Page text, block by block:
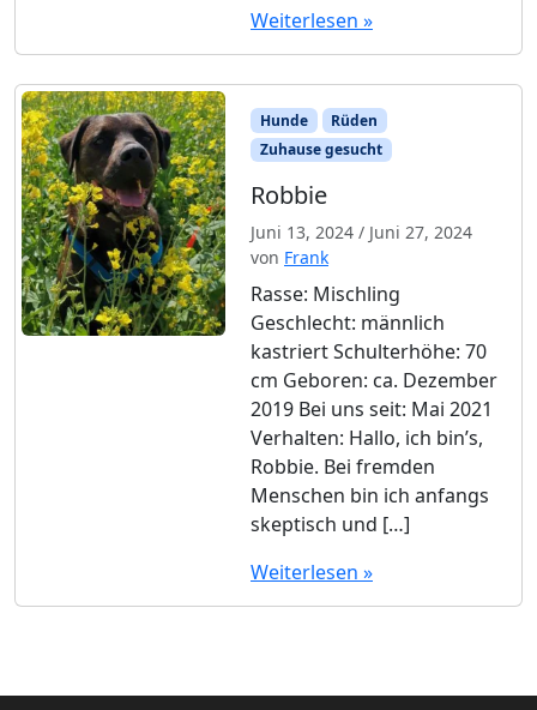
Weiterlesen »
Hunde
Rüden
Zuhause gesucht
Robbie
Juni 13, 2024 / Juni 27, 2024
von Frank
Rasse: Mischling
Geschlecht: männlich
kastriert Schulterhöhe: 70
cm Geboren: ca. Dezember
2019 Bei uns seit: Mai 2021
Verhalten: Hallo, ich bin’s,
Robbie. Bei fremden
Menschen bin ich anfangs
skeptisch und […]
Weiterlesen »